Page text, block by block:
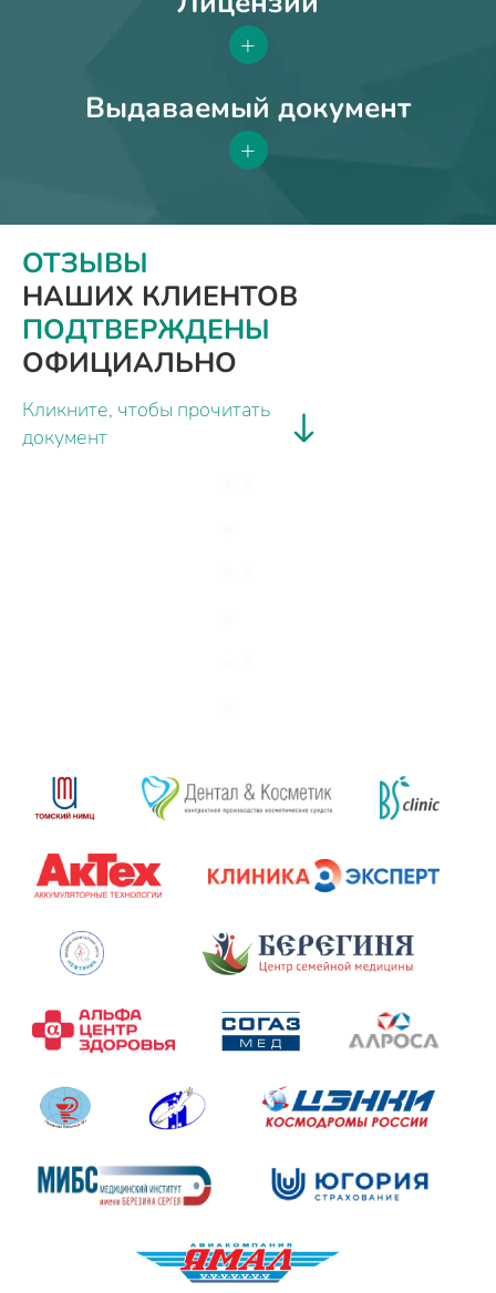
+
Выдаваемый документ
+
ОТЗЫВЫ
НАШИХ КЛИЕНТОВ
ПОДТВЕРЖДЕНЫ
ОФИЦИАЛЬНО
Кликните, чтобы прочитать
документ